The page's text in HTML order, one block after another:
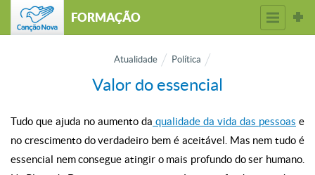
FORMAÇÃO
Atualidade Política
Valor do essencial
Tudo que ajuda no aumento da qualidade da vida das pessoas e
no crescimento do verdadeiro bem é aceitável. Mas nem tudo é
essencial nem consegue atingir o mais profundo do ser humano.